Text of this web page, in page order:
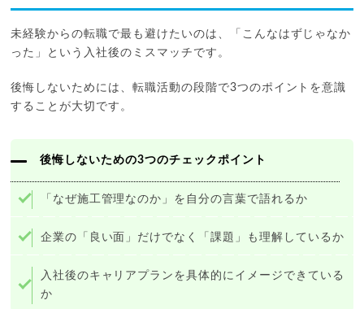
未経験からの転職で最も避けたいのは、「こんなはずじゃなか
った」という入社後のミスマッチです。
後悔しないためには、転職活動の段階で3つのポイントを意識
することが大切です。
後悔しないための3つのチェックポイント
「なぜ施工管理なのか」を自分の言葉で語れるか
企業の「良い面」だけでなく「課題」も理解しているか
入社後のキャリアプランを具体的にイメージできている
か